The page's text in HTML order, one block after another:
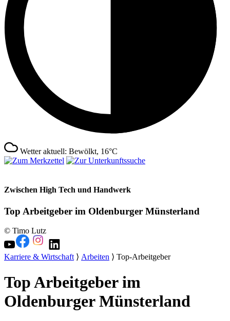
Wetter aktuell: Bewölkt, 16°C
Zwischen High Tech und Handwerk
Top Arbeitgeber im Oldenburger Münsterland
© Timo Lutz
Karriere & Wirtschaft⟩ Arbeiten ⟩ Top-Arbeitgeber
Top Arbeitgeber im
Oldenburger Münsterland